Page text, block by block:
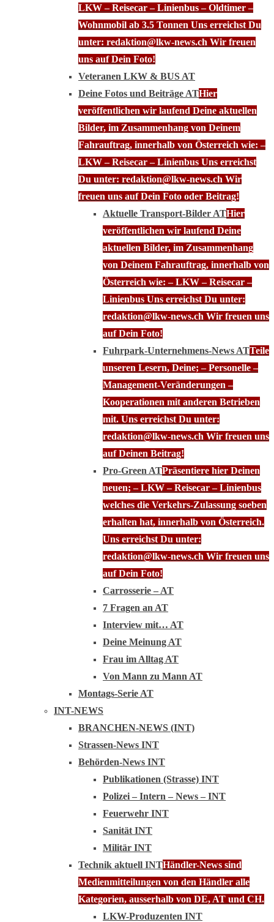
LKW – Reisecar – Linienbus – Oldtimer –
Wohnmobil ab 3.5 Tonnen Uns erreichst Du
unter: redaktion@lkw-news.ch Wir freuen
uns auf Dein Foto!
Veteranen LKW & BUS AT
Deine Fotos und Beiträge ATHier
veröffentlichen wir laufend Deine aktuellen
Bilder, im Zusammenhang von Deinem
Fahrauftrag, innerhalb von Österreich wie: –
LKW – Reisecar – Linienbus Uns erreichst
Du unter: redaktion@lkw-news.ch Wir
freuen uns auf Dein Foto oder Beitrag!
Aktuelle Transport-Bilder ATHier
veröffentlichen wir laufend Deine
aktuellen Bilder, im Zusammenhang
von Deinem Fahrauftrag, innerhalb von
Österreich wie: – LKW – Reisecar –
Linienbus Uns erreichst Du unter:
redaktion@lkw-news.ch Wir freuen uns
auf Dein Foto!
Fuhrpark-Unternehmens-News ATTeile
unseren Lesern, Deine; – Personelle –
Management-Veränderungen –
Kooperationen mit anderen Betrieben
mit. Uns erreichst Du unter:
redaktion@lkw-news.ch Wir freuen uns
auf Deinen Beitrag!
Pro-Green ATPräsentiere hier Deinen
neuen; – LKW – Reisecar – Linienbus
welches die Verkehrs-Zulassung soeben
erhalten hat, innerhalb von Österreich.
Uns erreichst Du unter:
redaktion@lkw-news.ch Wir freuen uns
auf Dein Foto!
Carrosserie – AT
7 Fragen an AT
Interview mit… AT
Deine Meinung AT
Frau im Alltag AT
Von Mann zu Mann AT
Montags-Serie AT
INT-NEWS
BRANCHEN-NEWS (INT)
Strassen-News INT
Behörden-News INT
Publikationen (Strasse) INT
Polizei – Intern – News – INT
Feuerwehr INT
Sanität INT
Militär INT
Technik aktuell INTHändler-News sind
Medienmitteilungen von den Händler alle
Kategorien, ausserhalb von DE, AT und CH.
LKW-Produzenten INT